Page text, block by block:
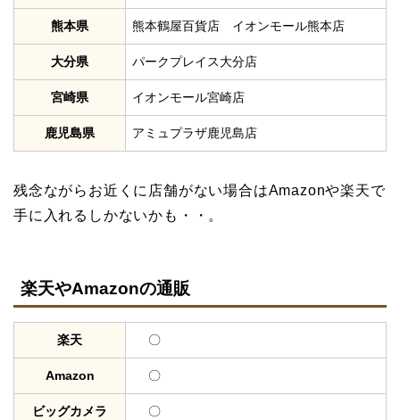
熊本県 熊本鶴屋百貨店 イオンモール熊本店
大分県 パークプレイス大分店
宮崎県 イオンモール宮崎店
鹿児島県 アミュプラザ鹿児島店
残念ながらお近くに店舗がない場合はAmazonや楽天で
手に入れるしかないかも・・。
楽天やAmazonの通販
楽天 〇
Amazon 〇
ビッグカメラ 〇